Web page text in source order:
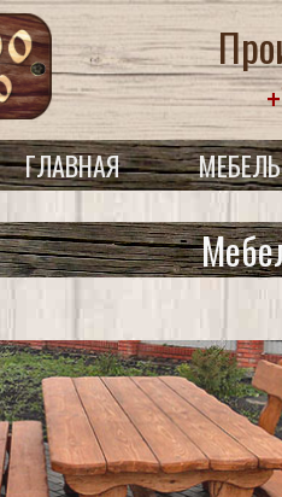
ГЛАВНАЯ